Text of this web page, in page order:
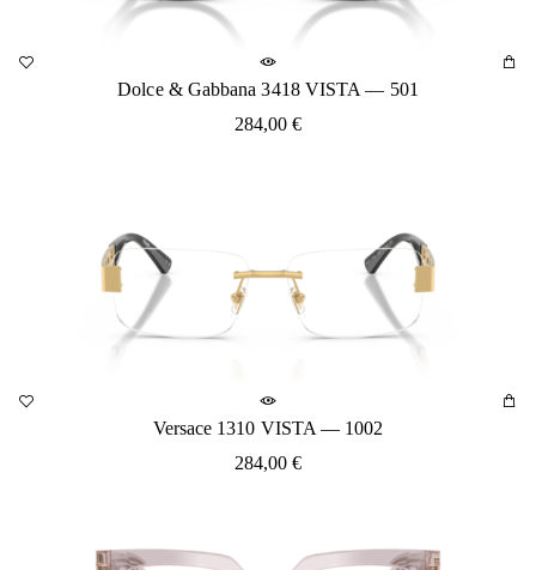
Dolce & Gabbana 3418 VISTA — 501
284,00€
Versace 1310 VISTA — 1002
284,00€